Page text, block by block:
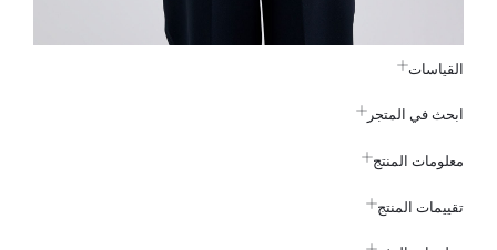
القياسات
ابحث في المتجر
معلومات المنتج
تقييمات المنتج